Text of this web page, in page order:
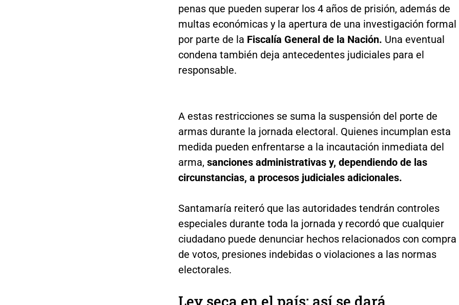
penas que pueden superar los 4 años de prisión, además de
multas económicas y la apertura de una investigación formal
por parte de la Fiscalía General de la Nación. Una eventual
condena también deja antecedentes judiciales para el
responsable.
A estas restricciones se suma la suspensión del porte de
armas durante la jornada electoral. Quienes incumplan esta
medida pueden enfrentarse a la incautación inmediata del
arma, sanciones administrativas y, dependiendo de las
circunstancias, a procesos judiciales adicionales.
Santamaría reiteró que las autoridades tendrán controles
especiales durante toda la jornada y recordó que cualquier
ciudadano puede denunciar hechos relacionados con compra
de votos, presiones indebidas o violaciones a las normas
electorales.
Ley seca en el país: así se dará